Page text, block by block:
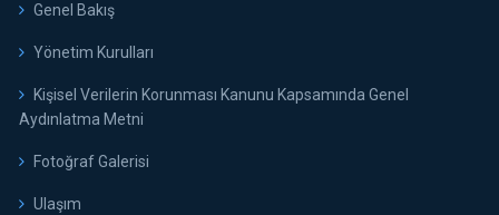
Genel Bakış
Yönetim Kurulları
Kişisel Verilerin Korunması Kanunu Kapsamında Genel
Aydınlatma Metni
Fotoğraf Galerisi
Ulaşım